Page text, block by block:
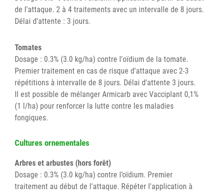
de l'attaque. 2 à 4 traitements avec un intervalle de 8 jours.
Délai d'attente : 3 jours.
Tomates
Dosage : 0.3% (3.0 kg/ha) contre l'oïdium de la tomate.
Premier traitement en cas de risque d'attaque avec 2-3
répétitions à intervalle de 8 jours. Délai d'attente 3 jours.
Il est possible de mélanger Armicarb avec Vacciplant 0,1%
(1 l/ha) pour renforcer la lutte contre les maladies
fongiques.
Cultures ornementales
Arbres et arbustes (hors forêt)
Dosage : 0.3% (3.0 kg/ha) contre l’oïdium. Premier
traitement au début de l'attaque. Répéter l'application à